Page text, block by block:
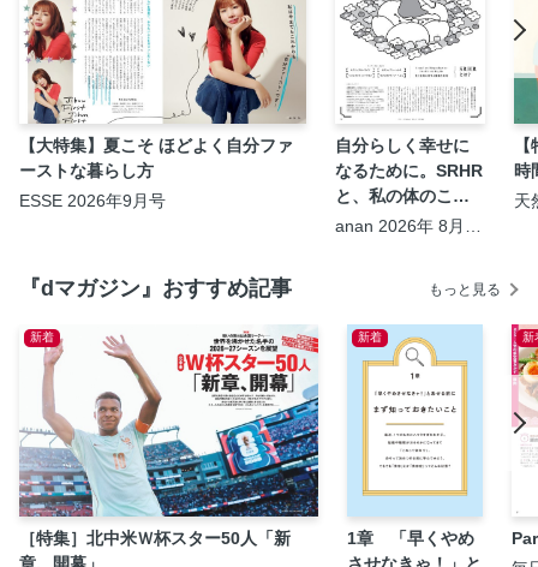
【大特集】夏こそ ほどよく自分ファ
ーストな暮らし方
ESSE 2026年9月号
自分らしく幸せに
なるために。SRHR
と、私の体のこ
と。
anan 2026年 8月19
時
天
『dマガジン』おすすめ記事 もっと見る
新着
［特集］北中米Ｗ杯スター50人「新
新着
1章 「早くやめ
新